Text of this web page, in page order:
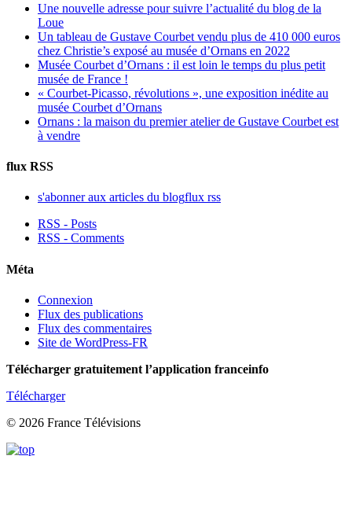
Une nouvelle adresse pour suivre l’actualité du blog de la
Loue
Un tableau de Gustave Courbet vendu plus de 410 000 euros
chez Christie’s exposé au musée d’Ornans en 2022
Musée Courbet d’Ornans : il est loin le temps du plus petit
musée de France !
« Courbet-Picasso, révolutions », une exposition inédite au
musée Courbet d’Ornans
Ornans : la maison du premier atelier de Gustave Courbet est
à vendre
flux RSS
s'abonner aux articles du blogflux rss
RSS - Posts
RSS - Comments
Méta
Connexion
Flux des publications
Flux des commentaires
Site de WordPress-FR
Télécharger gratuitement l’application franceinfo
Télécharger
© 2026 France Télévisions